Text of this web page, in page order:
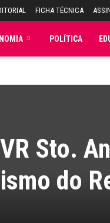
FICHA TÉCNICA
POLÍTICA
Sto.
do